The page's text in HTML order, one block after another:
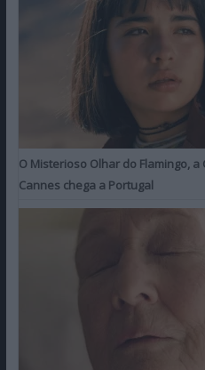
O Misterioso Olhar do Flamingo,
Cannes chega a Portugal